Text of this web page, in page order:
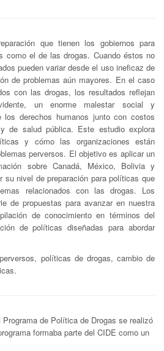
que tienen los gobiernos para
como el de las drogas. Cuando éstos no
pueden variar desde el uso ineficaz de
de problemas aún mayores. En el caso
con las drogas, los resultados reflejan
un enorme malestar social y
los derechos humanos junto con costos
de salud pública. Este estudio explora
y cómo las organizaciones están
perversos. El objetivo es aplicar un
sobre Canadá, México, Bolivia y
su nivel de preparación para políticas que
relacionados con las drogas. Los
de propuestas para avanzar en nuestra
de conocimiento en términos del
de políticas diseñadas para abordar
políticas de drogas, cambio de
de Política de Drogas se realizó
formaba parte del CIDE como un